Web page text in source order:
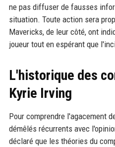
ne pas diffuser de fausses
situation. Toute action sera
Mavericks, de leur côté, ont
joueur tout en espérant que
L'historique des
Kyrie Irving
Pour comprendre l'agacement
démêlés récurrents avec
déclaré que les théories du